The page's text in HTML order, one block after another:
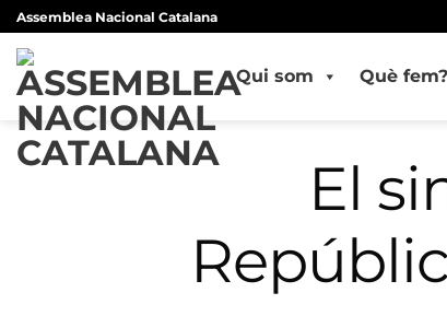
Skip
to
content
Assemblea Nacional Catalana
Qui som Què fem?
El